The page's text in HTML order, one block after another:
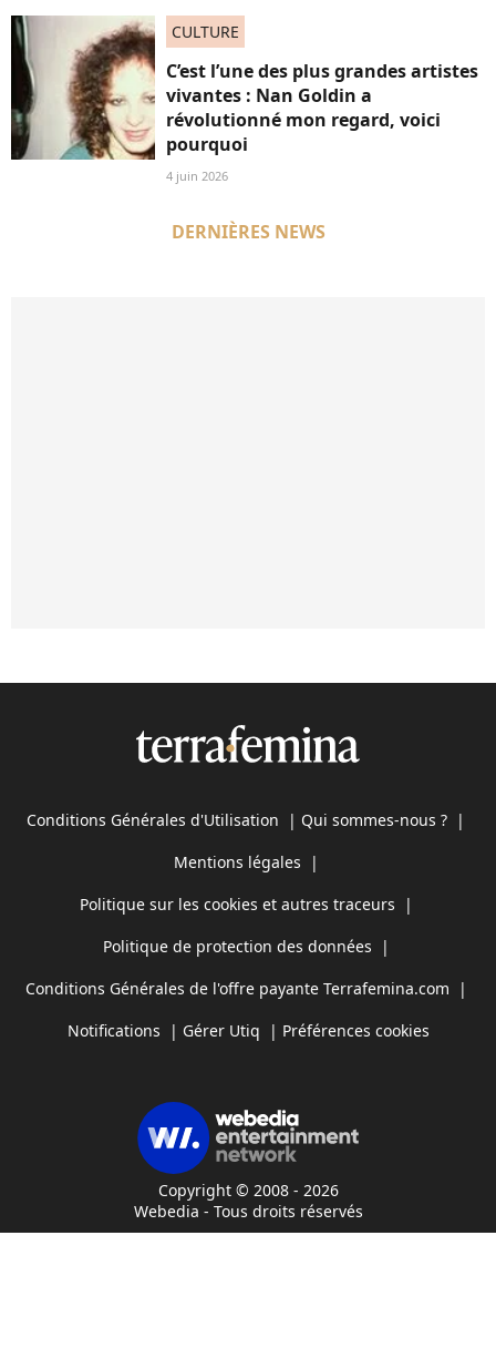
CULTURE
C’est l’une des plus grandes artistes
vivantes : Nan Goldin a
révolutionné mon regard, voici
pourquoi
4 juin 2026
DERNIÈRES NEWS
Conditions Générales d'Utilisation | Qui sommes-nous ? |
Mentions légales |
Politique sur les cookies et autres traceurs |
Politique de protection des données |
Conditions Générales de l'offre payante Terrafemina.com |
Notifications | Gérer Utiq | Préférences cookies
Copyright © 2008 - 2026
Webedia - Tous droits réservés